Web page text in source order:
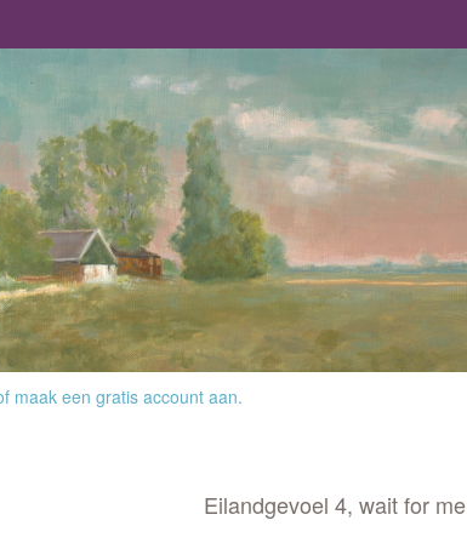
maak een gratis account aan.
Eilandgevoel 4, wait for